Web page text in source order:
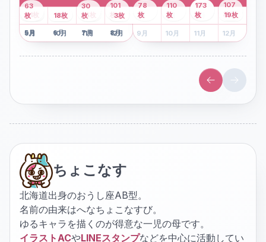
1月
2枚 2月 3月 4月
8枚
5月
41 枚
6月
13枚
7月
6枚
8月
101
枚
9月
63
枚
10月
18枚
11月
30
枚
12月
3枚 1月 2月 3月
43
枚
4月
107
枚
5 月
78
枚
6月
110
枚
7月
173
枚
8月
19枚
9 月 10月 11月 12月
ちょこなす
北海道出身のおうし座AB型。
名前の由来はへなちょこなすび。
ゆるキャラを描くのが得意な一児の母です。
イラストACやLINEスタンプなどを中心に活動してい